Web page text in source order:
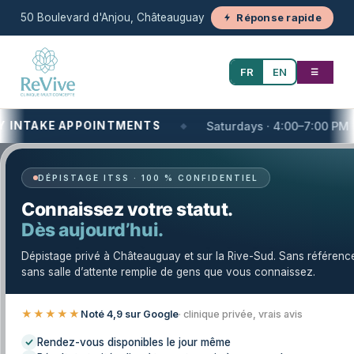
50 Boulevard d'Anjou, Châteauguay Réponse rapide
FR EN ☰
APPOINTMENTS Saturdays · 4:00–7:00 PM
DÉPISTAGE ITSS · 100 % CONFIDENTIEL
Connaissez votre statut.
Dès aujourd’hui.
Dépistage privé à Châteauguay et sur la Rive-Sud. Sans
sans salle d’attente remplie de gens que vous connaissez.
★★★★★ Noté 4,9 sur Google· clinique privée, vrais avis
Rendez-vous disponibles le jour même
Votre clinique de santé et de bien-
être unique
Ayurveda sur la Rive-Sud de Montréal,
QC | Clinique Revive
recherche
Ayurveda près de chez vous sur
la Rive-Sud de Montréal
? Clinique Revive
propose des consultations ayurvédiques